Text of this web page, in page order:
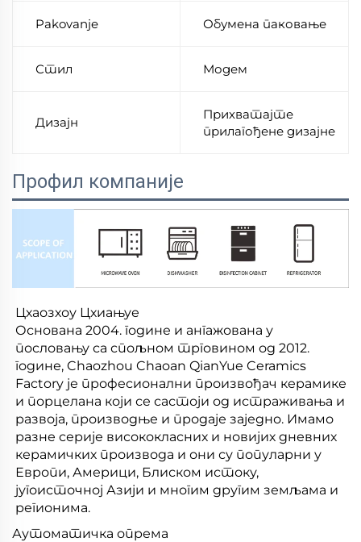
Pakovanje Обумена паковање
Стил Модем
Дизајн
Прихватајте
прилагођене дизајне
Профил компаније
Цхаозхоу Цхиањуе
Основана 2004. године и ангажована у
пословању са спољном трговином од 2012.
године, Chaozhou Chaoan QianYue Ceramics
Factory је професионални произвођач керамике
и порцелана који се састоји од истраживања и
развоја, производње и продаје заједно. Имамо
разне серије висококласних и новијих дневних
керамичких производа и они су популарни у
Европи, Америци, Блиском истоку,
југоисточној Азији и многим другим земљама и
регионима.
Аутоматичка опрема